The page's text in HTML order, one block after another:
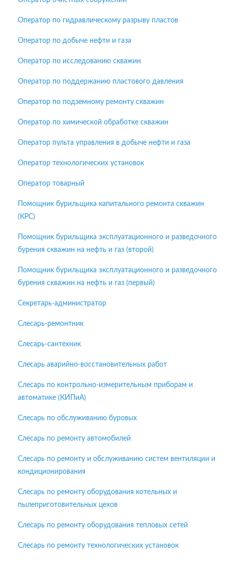
Оператор по гидравлическому разрыву пластов
Оператор по добыче нефти и газа
Оператор по исследованию скважин
Оператор по поддержанию пластового давления
Оператор по подземному ремонту скважин
Оператор по химической обработке скважин
Оператор пульта управления в добыче нефти и газа
Оператор технологических установок
Оператор товарный
Помощник бурильщика капитального ремонта скважин
(КРС)
Помощник бурильщика эксплуатационного и разведочного
бурения скважин на нефть и газ (второй)
Помощник бурильщика эксплуатационного и разведочного
бурения скважин на нефть и газ (первый)
Секретарь-администратор
Слесарь-ремонтник
Слесарь-сантехник
Слесарь аварийно-восстановительных работ
Слесарь по контрольно-измерительным приборам и
автоматике (КИПиА)
Слесарь по обслуживанию буровых
Слесарь по ремонту автомобилей
Слесарь по ремонту и обслуживанию систем вентиляции и
кондиционирования
Слесарь по ремонту оборудования котельных и
пылеприготовительных цехов
Слесарь по ремонту оборудования тепловых сетей
Слесарь по ремонту технологических установок